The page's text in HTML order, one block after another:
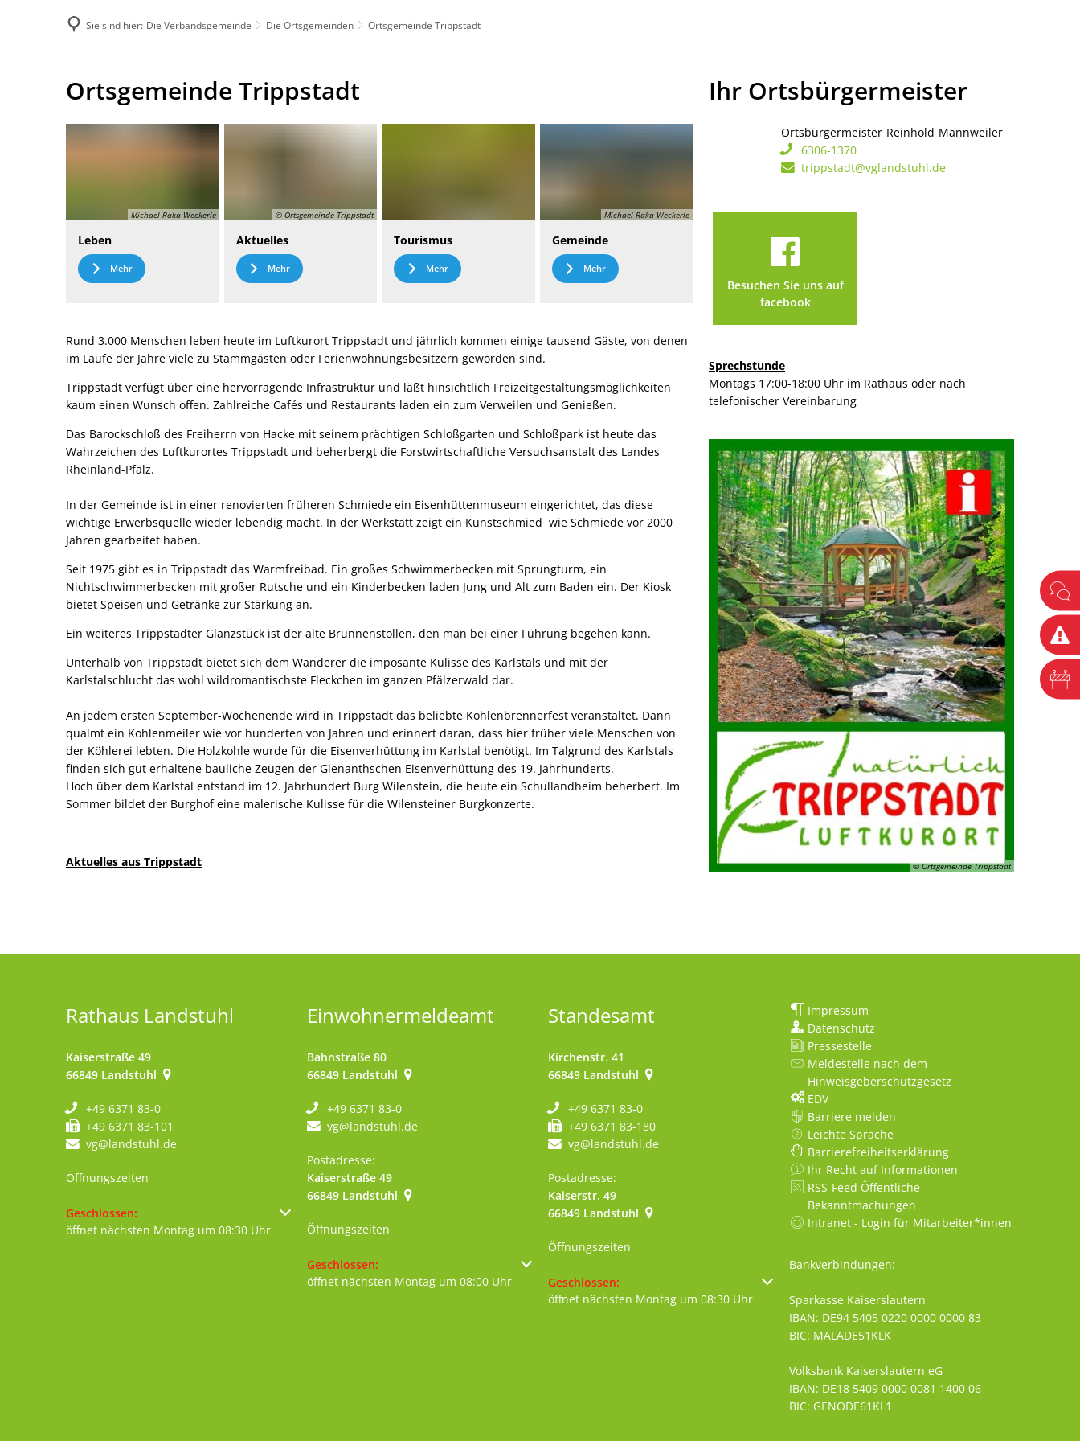
Sie sind hier: Die Verbandsgemeinde Die Ortsgemeinden Ortsgemeinde Trippstadt
Ortsgemeinde
Trippstadt
Ortsgemeinde Trippstadt
Michael Raka Weckerle
Leben
Mehr
© Ortsgemeinde Trippstadt
Aktuelles
Mehr
Tourismus
Mehr
Michael Raka Weckerle
Gemeinde
Mehr
Rund 3.000 Menschen leben heute im Luftkurort Trippstadt und jährlich kommen einige tausend Gäste, von denen
im Laufe der Jahre viele zu Stammgästen oder Ferienwohnungsbesitzern geworden sind.
Trippstadt verfügt über eine hervorragende Infrastruktur und läßt hinsichtlich Freizeitgestaltungsmöglichkeiten
kaum einen Wunsch offen. Zahlreiche Cafés und Restaurants laden ein zum Verweilen und Genießen.
Das Barockschloß des Freiherrn von Hacke mit seinem prächtigen Schloßgarten und Schloßpark ist heute das
Wahrzeichen des Luftkurortes Trippstadt und beherbergt die Forstwirtschaftliche Versuchsanstalt des Landes
Rheinland-Pfalz.
In der Gemeinde ist in einer renovierten früheren Schmiede ein Eisenhüttenmuseum eingerichtet, das diese
wichtige Erwerbsquelle wieder lebendig macht. In der Werkstatt zeigt ein Kunstschmied wie Schmiede vor 2000
Jahren gearbeitet haben.
Seit 1975 gibt es in Trippstadt das Warmfreibad. Ein großes Schwimmerbecken mit Sprungturm, ein
Nichtschwimmerbecken mit großer Rutsche und ein Kinderbecken laden Jung und Alt zum Baden ein. Der Kiosk
bietet Speisen und Getränke zur Stärkung an.
Ein weiteres Trippstadter Glanzstück ist der alte Brunnenstollen, den man bei einer Führung begehen kann.
Unterhalb von Trippstadt bietet sich dem Wanderer die imposante Kulisse des Karlstals und mit der
Karlstalschlucht das wohl wildromantischste Fleckchen im ganzen Pfälzerwald dar.
An jedem ersten September-Wochenende wird in Trippstadt das beliebte Kohlenbrennerfest veranstaltet. Dann
qualmt ein Kohlenmeiler wie vor hunderten von Jahren und erinnert daran, dass hier früher viele Menschen von
der Köhlerei lebten. Die Holzkohle wurde für die Eisenverhüttung im Karlstal benötigt. Im Talgrund des Karlstals
finden sich gut erhaltene bauliche Zeugen der Gienanthschen Eisenverhüttung des 19. Jahrhunderts.
Hoch über dem Karlstal entstand im 12. Jahrhundert Burg Wilenstein, die heute ein Schullandheim beherbert. Im
Sommer bildet der Burghof eine malerische Kulisse für die Wilensteiner Burgkonzerte.
Aktuelles aus Trippstadt
Ihr Ortsbürgermeister
Ortsbürgermeister Reinhold Mannweiler
6306-1370
trippstadt@vglandstuhl.de
Besuchen Sie uns auf
facebook
Sprechstunde
Montags 17:00-18:00 Uhr im Rathaus oder nach
telefonischer Vereinbarung
© Ortsgemeinde Trippstadt
Rathaus Landstuhl
Kaiserstraße 49
66849 Landstuhl
+49 6371 83-0
+49 6371 83-101
vg@landstuhl.de
Öffnungszeiten
Klicken, um weitere Öffnungs- oder Schließzeiten auszublenden
Geschlossen:
öffnet nächsten Montag um 08:30 Uhr
Einwohnermeldeamt
Bahnstraße 80
66849 Landstuhl
+49 6371 83-0
vg@landstuhl.de
Postadresse:
Kaiserstraße 49
66849 Landstuhl
Öffnungszeiten
Klicken, um weitere Öffnungs- oder Schließzeiten auszublenden
Geschlossen:
öffnet nächsten Montag um 08:00 Uhr
Standesamt
Kirchenstr. 41
66849 Landstuhl
+49 6371 83-0
+49 6371 83-180
vg@landstuhl.de
Postadresse:
Kaiserstr. 49
66849 Landstuhl
Öffnungszeiten
Klicken, um weitere Öffnungs- oder Schließzeiten auszublenden
Geschlossen:
öffnet nächsten Montag um 08:30 Uhr
Impressum
Datenschutz
Pressestelle
Meldestelle nach dem
Hinweisgeberschutzgesetz
EDV
Barriere melden
Leichte Sprache
Barrierefreiheitserklärung
Ihr Recht auf Informationen
RSS-Feed Öffentliche
Bekanntmachungen
Intranet - Login für Mitarbeiter*innen
Bankverbindungen:
Sparkasse Kaiserslautern
IBAN: DE94 5405 0220 0000 0000 83
BIC: MALADE51KLK
Volksbank Kaiserslautern eG
IBAN: DE18 5409 0000 0081 1400 06
BIC: GENODE61KL1